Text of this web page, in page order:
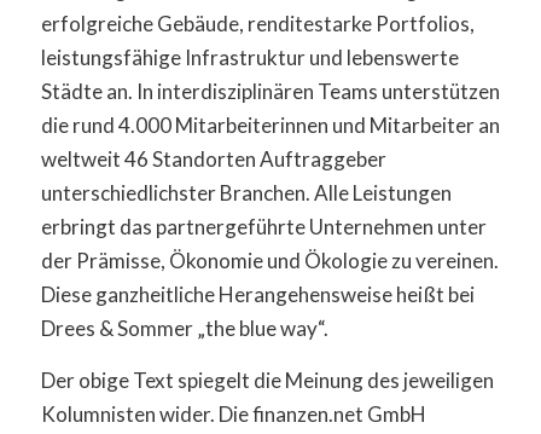
erfolgreiche Gebäude, renditestarke Portfolios,
leistungsfähige Infrastruktur und lebenswerte
Städte an. In interdisziplinären Teams unterstützen
die rund 4.000 Mitarbeiterinnen und Mitarbeiter an
weltweit 46 Standorten Auftraggeber
unterschiedlichster Branchen. Alle Leistungen
erbringt das partnergeführte Unternehmen unter
der Prämisse, Ökonomie und Ökologie zu vereinen.
Diese ganzheitliche Herangehensweise heißt bei
Drees & Sommer „the blue way“.
Der obige Text spiegelt die Meinung des jeweiligen
Kolumnisten wider. Die finanzen.net GmbH